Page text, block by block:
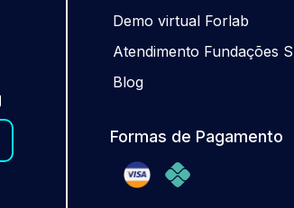
Demo virtual Forlab
Atendimento Fundações
Blog
Formas de Pagamento